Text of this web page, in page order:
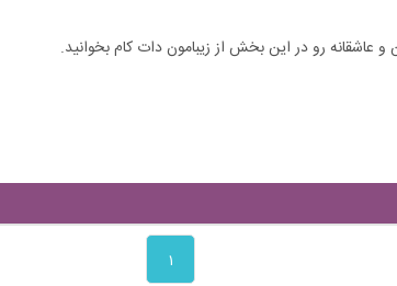
عاشقانه رو در این بخش از زیبامون دات کام بخوانید.
۱